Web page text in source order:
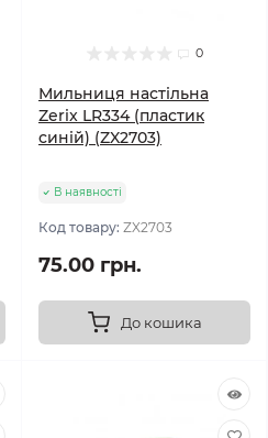
0
Мильниця настільна
Zerix LR334 (пластик
синій) (ZX2703)
В наявності
Код товару: ZX2703
75.00 грн.
До кошика